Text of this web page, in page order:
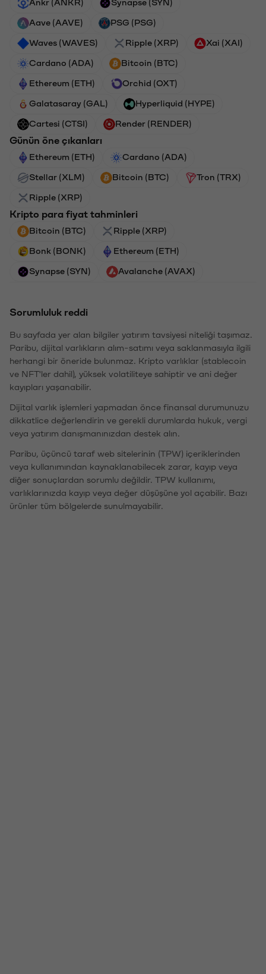
Aave (AAVE) PSG (PSG)
Waves (WAVES) Ripple (XRP) Xai (XAI)
Cardano (ADA) Bitcoin (BTC)
Ethereum (ETH) Orchid (OXT)
Galatasaray (GAL) Hyperliquid (HYPE)
Cartesi (CTSI) Render (RENDER)
Günün öne çıkanları
Ethereum (ETH) Cardano (ADA)
Stellar (XLM) Bitcoin (BTC) Tron (TRX)
Ripple (XRP)
Kripto para fiyat tahminleri
Bitcoin (BTC) Ripple (XRP)
Bonk (BONK) Ethereum (ETH)
Synapse (SYN) Avalanche (AVAX)
Sorumluluk reddi
Bu sayfada yer alan bilgiler yatırım tavsiyesi niteliği taşımaz.
Paribu, dijital varlıkların alım-satımı veya saklanmasıyla ilgili
herhangi bir öneride bulunmaz. Kripto varlıklar (stablecoin
ve NFT'ler dahil), yüksek volatiliteye sahiptir ve ani değer
kayıpları yaşanabilir.
Dijital varlık işlemleri yapmadan önce finansal durumunuzu
dikkatlice değerlendirin ve gerekli durumlarda hukuk, vergi
veya yatırım danışmanınızdan destek alın.
Paribu, üçüncü taraf web sitelerinin (TPW) içeriklerinden
veya kullanımından kaynaklanabilecek zarar, kayıp veya
diğer sonuçlardan sorumlu değildir. TPW kullanımı,
varlıklarınızda kayıp veya değer düşüşüne yol açabilir. Bazı
ürünler tüm bölgelerde sunulmayabilir.